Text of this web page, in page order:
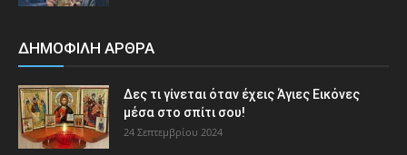
ΔΗΜΟΦΙΛΗ ΑΡΘΡΑ
Δες τι γίνεται όταν έχεις Άγιες Εικόνες
μέσα στο σπίτι σου!
24 Σεπτεμβρίου 2024